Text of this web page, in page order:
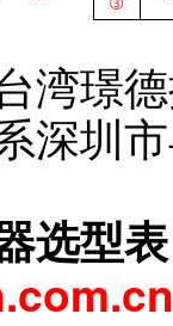
湾璟
深圳
选型